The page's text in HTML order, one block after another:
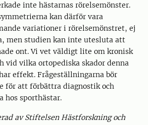
inte hästarnas rörelsemönster.
kan därför vara
variationer i rörelsemönstret, ej
men studien kan inte utesluta att
ont. Vi vet väldigt lite om kronisk
vid vilka ortopediska skador denna
effekt. Frågeställningarna bör
för att förbättra diagnostik och
hos sporthästar.
av Stiftelsen Hästforskning och